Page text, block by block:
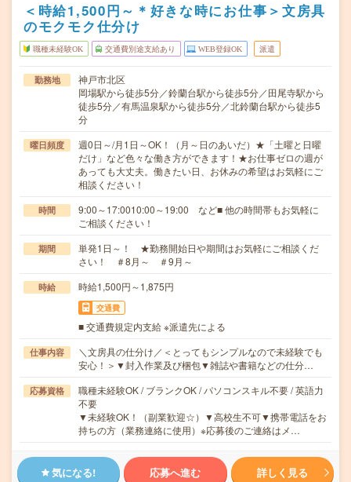
＜時給1,500円～＊好きな時にお仕事＞文房具
のモクモク仕分け
職種未経験OK 交通費別途支給あり WEB登録OK 派遣
勤務地
神戸市北区
岡場駅から徒歩5分／鈴蘭台駅から徒歩5分／田尾寺駅から
徒歩5分／有馬温泉駅から徒歩5分／北鈴蘭台駅から徒歩5
分
曜日頻度
週0日～/月1日～OK！（月～日のあいだ）★「土曜と日曜
だけ」など色々な働き方ができます！★お仕事ゼロの週が
あっても大丈夫。働きたい日、お休みの希望はお気軽にご
相談ください！
時間
9:00～17:0010:00～19:00 など■ 他の時間帯もお気軽に
ご相談ください！
期間
単発1日～！ ★勤務開始日や期間はお気軽にご相談くだ
さい！ ＃8月～ ＃9月～
時給 時給1,500円～1,875円
交通費
■ 交通費規定内支給 ※派遣先による
仕事内容
＼文房具の仕分け／＜とってもシンプルなので未経験でも
安心！＞▼封入作業及び梱包▼雑誌や書籍などの仕分…
応募資格
職種未経験OK / ブランクOK / パソコンスキル不要 / 英語力
不要
▼未経験OK！（副業歓迎☆）▼高校生不可▼携帯電話をお
持ちの方（業務連絡に使用）※応募後のご連絡はメ…
気になる! 応募へ進む 詳しく見る